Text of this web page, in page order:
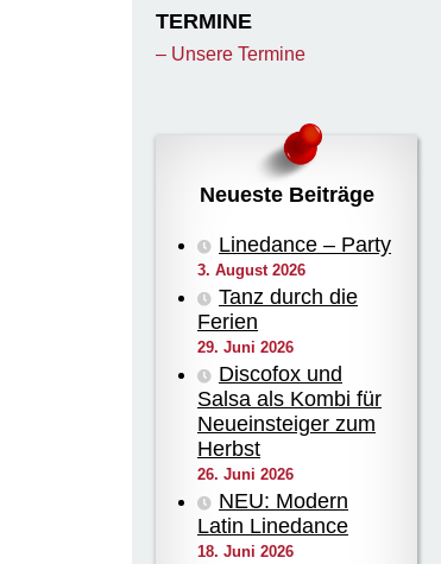
TERMINE
– Unsere Termine
Neueste Beiträge
Linedance – Party
3. August 2026
Tanz durch die
Ferien
29. Juni 2026
Discofox und
Salsa als Kombi für
Neueinsteiger zum
Herbst
26. Juni 2026
NEU: Modern
Latin Linedance
18. Juni 2026